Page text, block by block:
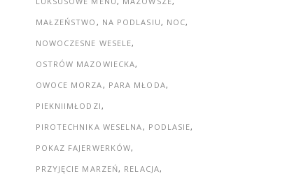
MAŁZEŃSTWO
NA PODLASIU
NOC
NOWOCZESNE WESELE
OSTRÓW MAZOWIECKA
OWOCE MORZA
PARA MŁODA
PIEKNIIMŁODZI
PIROTECHNIKA WESELNA
PODLASIE
POKAZ FAJERWERKÓW
PRZYJĘCIE MARZEŃ
RELACJA